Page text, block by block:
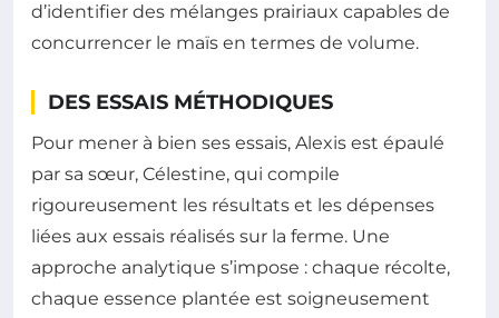
d’identifier des mélanges prairiaux capables de
concurrencer le maïs en termes de volume.
DES ESSAIS MÉTHODIQUES
Pour mener à bien ses essais, Alexis est épaulé
par sa sœur, Célestine, qui compile
rigoureusement les résultats et les dépenses
liées aux essais réalisés sur la ferme. Une
approche analytique s’impose : chaque récolte,
chaque essence plantée est soigneusement